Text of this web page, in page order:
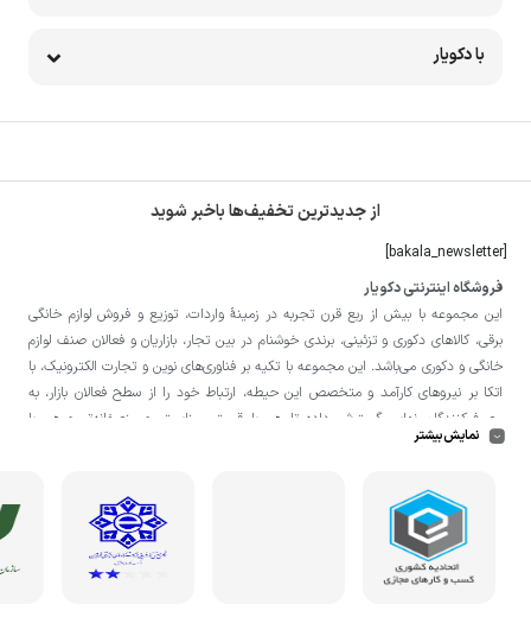
با دکویار
از جدیدترین تخفیف‌ها باخبر شوید
[bakala_newsletter]
فروشگاه اینترنتی دکویار
این مجموعه با بيش از ربع قرن تجربه در زمينۀ واردات، توزيع و فروش لوازم خانگی
برقی، کالاهای دکوری و تزئینی، برندی خوشنام در بين تجار، بازاريان و فعالان صنف لوازم
خانگی و دکوری می‌باشد. این مجموعه با تكيه بر فناوری‌های نوين و تجارت الكترونيک، با
اتکا بر نيروهای كارآمد و متخصص اين حيطه، ارتباط خود را از سطح فعالان بازار، به
مصرف‌كنندگان نهايی گسترش داده تا هم با قيمتی مناسبتر و منصفانه‌تر و هم با
خدماتی گسترده‌تر و كيفی‌تر در خدمت هموطنان عزیز در اقصی نقاط ميهنمان باشد.
کالا از انبار تنها در صورت ثبت سفارش قبلی از طریق سایت و انتخاب زمان، امکان پذیر
نمایش بیشتر